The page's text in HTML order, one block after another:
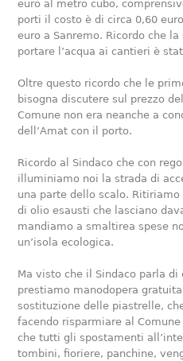
euro al metro cubo,
porti il costo è di circa 0,60
euro a Sanremo. Ricordo che
portare l’acqua ai cantieri è
Oltre questo ricordo che le
bisogna discutere sul prezzo
Comune non era neanche a
dell’Amat con il porto.
Ricordo al Sindaco che con
illuminiamo noi la strada di
una parte dello scalo.
di olio esausti che lasciano
mandiamo a smaltirea spese
un’isola ecologica.
Ma visto che il Sindaco parla di
prestiamo manodopera
sostituzione delle piastrelle,
facendo risparmiare al
che tutti gli spostamenti
tombini, fioriere, panchine,